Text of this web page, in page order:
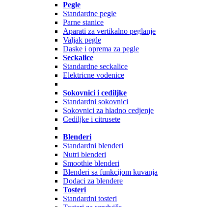
Pegle
Standardne pegle
Parne stanice
Aparati za vertikalno peglanje
Valjak pegle
Daske i oprema za pegle
Seckalice
Standardne seckalice
Elektricne vodenice
Sokovnici i cediljke
Standardni sokovnici
Sokovnici za hladno cedjenje
Cediljke i citrusete
Blenderi
Standardni blenderi
Nutri blenderi
Smoothie blenderi
Blenderi sa funkcijom kuvanja
Dodaci za blendere
Tosteri
Standardni tosteri